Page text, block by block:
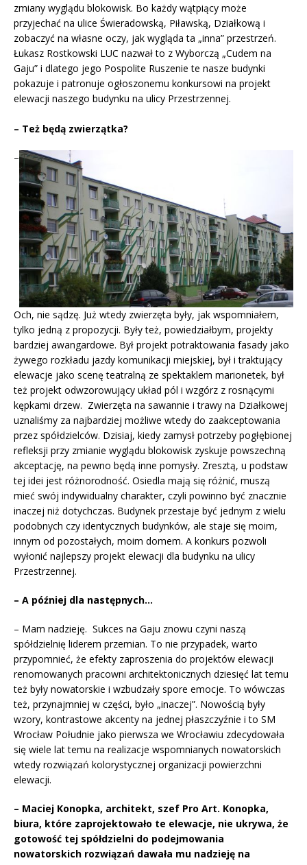
zmiany wyglądu blokowisk. Bo każdy wątpiący może
przyjechać na ulice Świeradowską, Piławską, Działkową i
zobaczyć na własne oczy, jak wygląda ta „inna” przestrzeń.
Łukasz Rostkowski LUC nazwał to z Wyborczą „Cudem na
Gaju” i dlatego jego Pospolite Ruszenie te nasze budynki
pokazuje i patronuje ogłoszonemu konkursowi na projekt
elewacji naszego budynku na ulicy Przestrzennej.
– Też będą zwierzątka?
–
Och, nie sądzę. Już wtedy zwierzęta były, jak wspomniałem,
tylko jedną z propozycji. Były też, powiedziałbym, projekty
bardziej awangardowe. Był projekt potraktowania fasady jako
żywego rozkładu jazdy komunikacji miejskiej, był i traktujący
elewacje jako scenę teatralną ze spektaklem marionetek, był
też projekt odwzorowujący układ pól i wzgórz z rosnącymi
kępkami drzew. Zwierzęta na sawannie i trawy na Działkowej
uznaliśmy za najbardziej możliwe wtedy do zaakceptowania
przez spółdzielców. Dzisiaj, kiedy zamysł potrzeby pogłębionej
refleksji przy zmianie wyglądu blokowisk zyskuje powszechną
akceptację, na pewno będą inne pomysły. Zresztą, u podstaw
tej idei jest różnorodność. Osiedla mają się różnić, muszą
mieć swój indywidualny charakter, czyli powinno być znacznie
inaczej niż dotychczas. Budynek przestaje być jednym z wielu
podobnych czy identycznych budynków, ale staje się moim,
innym od pozostałych, moim domem. A konkurs pozwoli
wyłonić najlepszy projekt elewacji dla budynku na ulicy
Przestrzennej.
– A później dla następnych…
– Mam nadzieję. Sukces na Gaju znowu czyni naszą
spółdzielnię liderem przemian. To nie przypadek, warto
przypomnieć, że efekty zaproszenia do projektów elewacji
renomowanych pracowni architektonicznych dziesięć lat temu
też były nowatorskie i wzbudzały spore emocje. To wówczas
też, przynajmniej w części, było „inaczej”. Nowością były
wzory, kontrastowe akcenty na jednej płaszczyźnie i to SM
Wrocław Południe jako pierwsza we Wrocławiu zdecydowała
się wiele lat temu na realizacje wspomnianych nowatorskich
wtedy rozwiązań kolorystycznej organizacji powierzchni
elewacji.
– Maciej Konopka, architekt, szef Pro Art. Konopka,
biura, które zaprojektowało te elewacje, nie ukrywa, że
gotowość tej spółdzielni do podejmowania
nowatorskich rozwiązań dawała mu nadzieję na